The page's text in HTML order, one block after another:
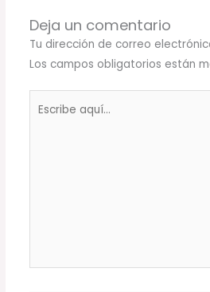
Deja un comentario
Tu dirección de correo
Los campos obligatorios están